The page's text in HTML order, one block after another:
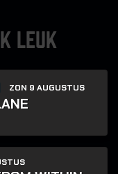
LEUK
ZON 9 AUGUSTUS